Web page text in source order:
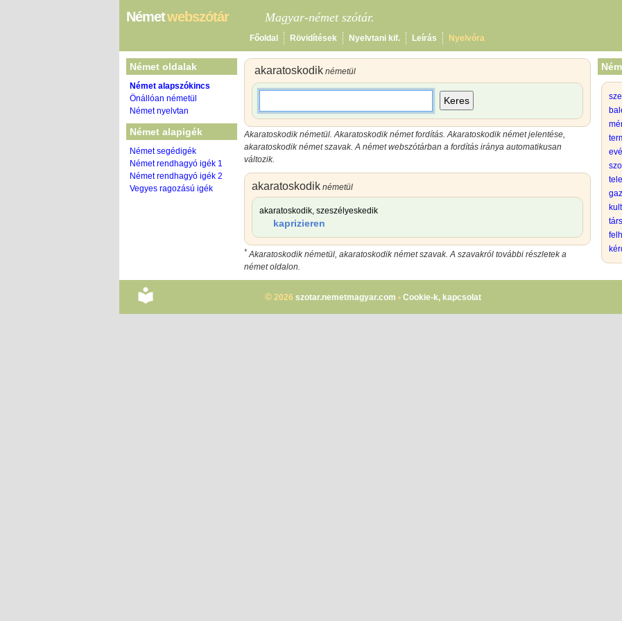
Németwebszótár Magyar-német szótár.
Főoldal Rövidítések Nyelvtani kif. Leírás Nyelvóra
akaratoskodik németül
Keres
Akaratoskodik németül. Akaratoskodik német fordítás. Akaratoskodik német jelentése,
akaratoskodik német szavak. A német webszótárban a fordítás iránya automatikusan
változik.
akaratoskodik németül
akaratoskodik, szeszélyeskedik
kaprizieren
*Akaratoskodik németül, akaratoskodik német szavak. A szavakról további részletek a
német oldalon.
Német oldalak
Német alapszókincs
Önállóan németül
Német nyelvtan
Német alapigék
Német segédigék
Német rendhagyó igék 1
Német rendhagyó igék 2
Vegyes ragozású igék
© 2026 szotar.nemetmagyar.com • Cookie-k, kapcsolat